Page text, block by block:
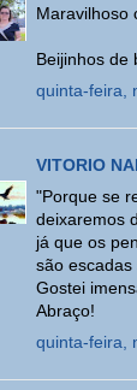
Maravilhoso
Beijinhos de
quinta-feira,
VITORIO
"Porque se
deixaremos
já que os
são escadas
Gostei
Abraço!
quinta-feira,